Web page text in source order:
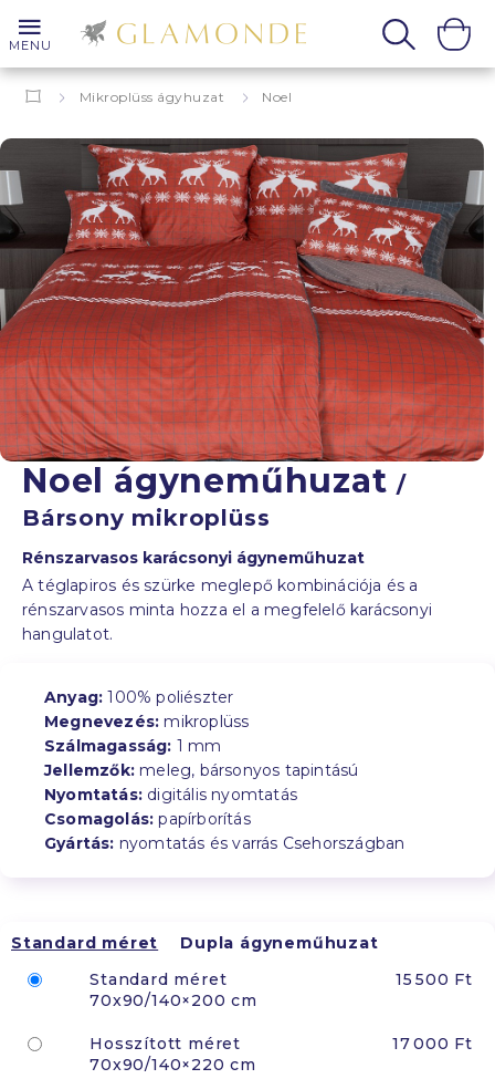
MENU
Mikroplüss ágyhuzat Noel
Noel ágyneműhuzat/
Bársony mikroplüss
Rénszarvasos karácsonyi ágyneműhuzat
A téglapiros és szürke meglepő kombinációja és a
rénszarvasos minta hozza el a megfelelő karácsonyi
hangulatot.
Anyag: 100% poliészter
Megnevezés: mikroplüss
Szálmagasság: 1 mm
Jellemzők: meleg, bársonyos tapintású
Nyomtatás: digitális nyomtatás
Csomagolás: papírborítás
Gyártás: nyomtatás és varrás Csehországban
Standard méret
Dupla ágyneműhuzat
Standard méret
70x90/140×200 cm
15 500 Ft
Hosszított méret
70x90/140×220 cm
17 000 Ft